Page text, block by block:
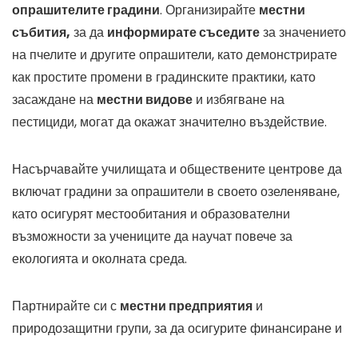
опрашителите градини. Организирайте местни
събития, за да информирате съседитеза значението
на пчелите и другите опрашители, като демонстрирате
как простите промени в градинските практики, като
засаждане на местни видове и избягване на
пестициди, могат да окажат значително въздействие.
Насърчавайте училищата и обществените центрове да
включат градини за опрашители в своето озеленяване,
като осигурят местообитания и образователни
възможности за учениците да научат повече за
екологията и околната среда.
Партнирайте си с местни предприятия и
природозащитни групи, за да осигурите финансиране и